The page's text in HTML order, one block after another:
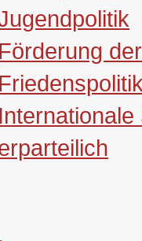
Förderung
Friedenspolitik
Internationale